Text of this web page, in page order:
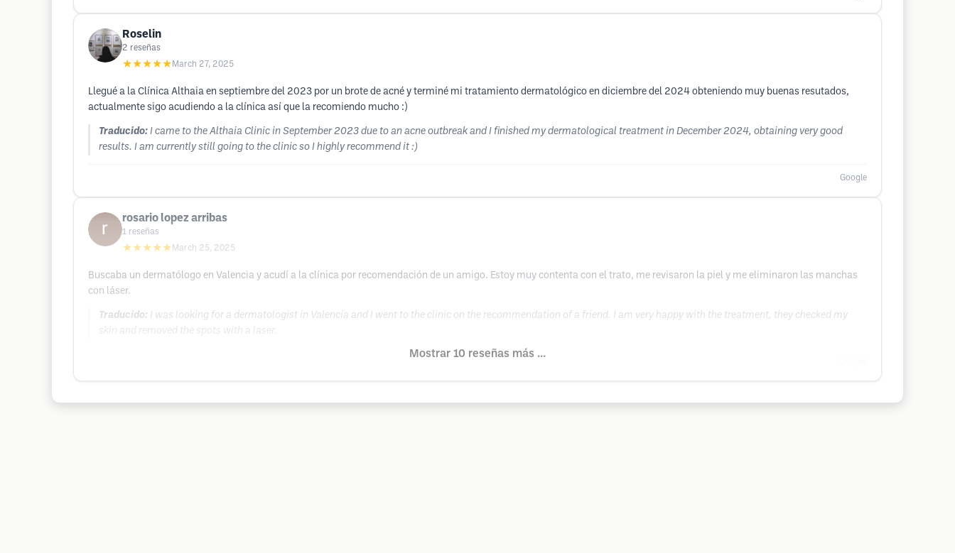
Roselin
2 reseñas
★★★★★ March 27, 2025
Llegué a la Clínica Althaia en septiembre del 2023 por un brote de acné y terminé mi tratamiento dermatológico en diciembre del 2024 obteniendo muy buenas resutados,
actualmente sigo acudiendo a la clínica así que la recomiendo mucho :)
Traducido: I came to the Althaia Clinic in September 2023 due to an acne outbreak and I finished my dermatological treatment in December 2024, obtaining very good
results. I am currently still going to the clinic so I highly recommend it :)
Google
rosario lopez arribas
1 reseñas
★★★★★ March 25, 2025
Buscaba un dermatólogo en Valencia y acudí a la clínica por recomendación de un amigo. Estoy muy contenta con el trato, me revisaron la piel y me eliminaron las manchas
con láser.
Traducido: I was looking for a dermatologist in Valencia and I went to the clinic on the recommendation of a friend. I am very happy with the treatment, they checked my
skin and removed the spots with a laser.
Mostrar 10 reseñas más ...